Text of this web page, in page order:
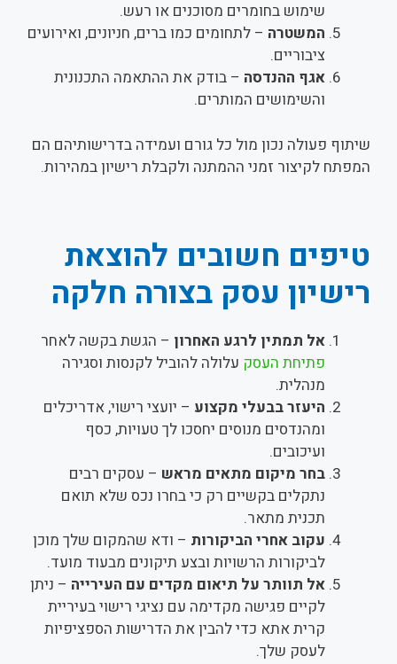
שימוש בחומרים מסוכנים או רעש.
המשטרה – לתחומים כמו ברים, חניונים, ואירועים
ציבוריים.
אגף ההנדסה – בודק את ההתאמה התכנונית
והשימושים המותרים.
שיתוף פעולה נכון מול כל גורם ועמידה בדרישותיהם הם
המפתח לקיצור זמני ההמתנה ולקבלת רישיון במהירות.
טיפים חשובים להוצאת
רישיון עסק בצורה חלקה
אל תמתין לרגע האחרון – הגשת בקשה לאחר
פתיחת העסק עלולה להוביל לקנסות וסגירה
מנהלית.
היעזר בבעלי מקצוע – יועצי רישוי, אדריכלים
ומהנדסים מנוסים יחסכו לך טעויות, כסף
ועיכובים.
בחר מיקום מתאים מראש – עסקים רבים
נתקלים בקשיים רק כי בחרו נכס שלא תואם
תכנית מתאר.
עקוב אחרי הביקורות – ודא שהמקום שלך מוכן
לביקורות הרשויות ובצע תיקונים מבעוד מועד.
אל תוותר על תיאום מקדים עם העירייה – ניתן
לקיים פגישה מקדימה עם נציגי רישוי בעיריית
קרית אתא כדי להבין את הדרישות הספציפיות
לעסק שלך.